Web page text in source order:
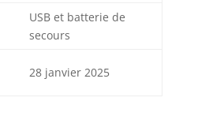
intervalles et les
retards d'arrosage.
il suffit d'appuyer
USB et batterie de
secours
28 janvier 2025